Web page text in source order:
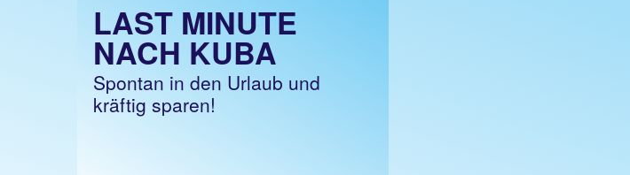
LAST MINUTE
NACH KUBA
Spontan in den Urlaub und
kräftig sparen!